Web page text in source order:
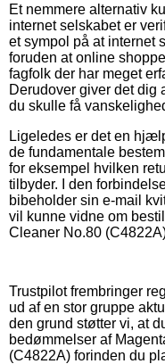
Et nemmere alternativ
internet selskabet er
et sympol på at internet
foruden at online
fagfolk der har meget
Derudover giver det dig
du skulle få
Ligeledes er det en
de fundamentale
for eksempel hvilken
tilbyder. I den
bibeholder sin e-mail
vil kunne vidne om
Cleaner No.80
Trustpilot frembringer
ud af en stor gruppe
den grund støtter vi, at
bedømmelser af
(C4822A) forinden du